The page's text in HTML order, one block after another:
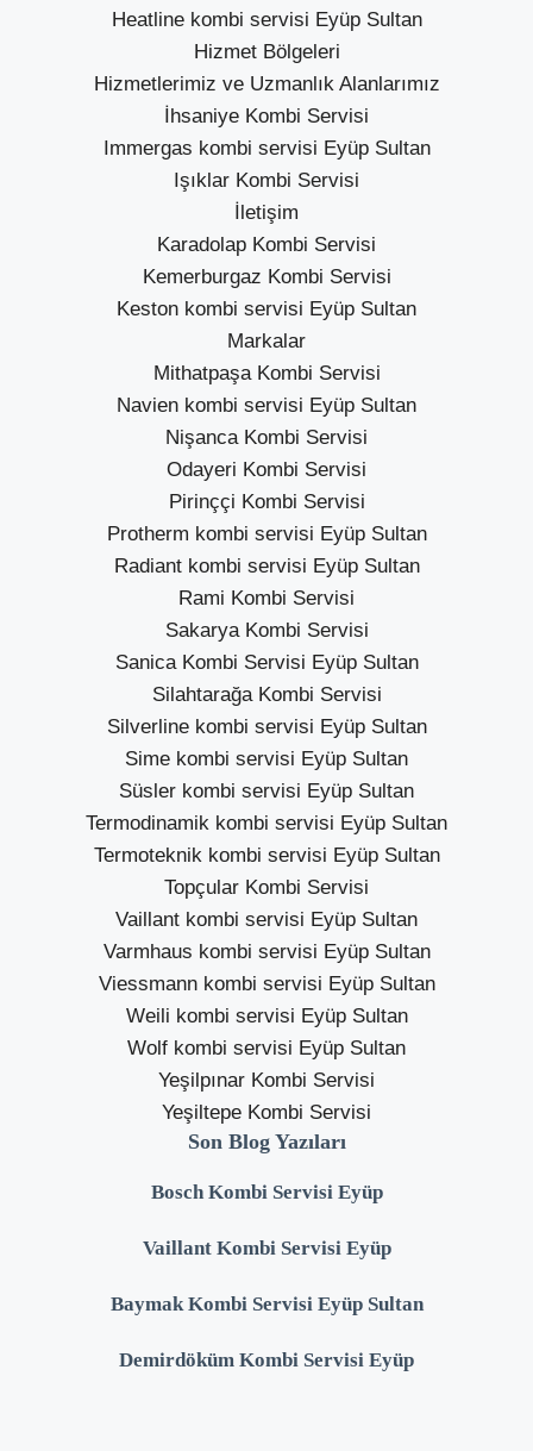
Heatline kombi servisi Eyüp Sultan
Hizmet Bölgeleri
Hizmetlerimiz ve Uzmanlık Alanlarımız
İhsaniye Kombi Servisi
Immergas kombi servisi Eyüp Sultan
Işıklar Kombi Servisi
İletişim
Karadolap Kombi Servisi
Kemerburgaz Kombi Servisi
Keston kombi servisi Eyüp Sultan
Markalar
Mithatpaşa Kombi Servisi
Navien kombi servisi Eyüp Sultan
Nişanca Kombi Servisi
Odayeri Kombi Servisi
Pirinççi Kombi Servisi
Protherm kombi servisi Eyüp Sultan
Radiant kombi servisi Eyüp Sultan
Rami Kombi Servisi
Sakarya Kombi Servisi
Sanica Kombi Servisi Eyüp Sultan
Silahtarağa Kombi Servisi
Silverline kombi servisi Eyüp Sultan
Sime kombi servisi Eyüp Sultan
Süsler kombi servisi Eyüp Sultan
Termodinamik kombi servisi Eyüp Sultan
Termoteknik kombi servisi Eyüp Sultan
Topçular Kombi Servisi
Vaillant kombi servisi Eyüp Sultan
Varmhaus kombi servisi Eyüp Sultan
Viessmann kombi servisi Eyüp Sultan
Weili kombi servisi Eyüp Sultan
Wolf kombi servisi Eyüp Sultan
Yeşilpınar Kombi Servisi
Yeşiltepe Kombi Servisi
Son Blog Yazıları
Bosch Kombi Servisi Eyüp
Vaillant Kombi Servisi Eyüp
Baymak Kombi Servisi Eyüp Sultan
Demirdöküm Kombi Servisi Eyüp